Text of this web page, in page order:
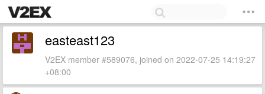
easteast123
V2EX member #589076, joined on 2022-07-25 14:19:27
+08:00